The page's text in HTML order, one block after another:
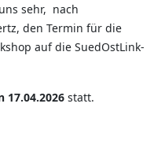
sehr, nach
den Termin für die
auf die SuedOstLink-
17.04.2026 statt.